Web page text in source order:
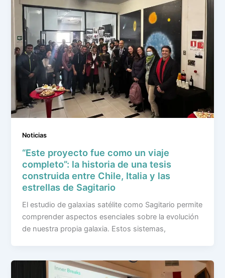
Noticias
“Este proyecto fue como un viaje
completo”: la historia de una tesis
construida entre Chile, Italia y las
estrellas de Sagitario
El estudio de galaxias satélite como Sagitario permite
comprender aspectos esenciales sobre la evolución
de nuestra propia galaxia. Estos sistemas,